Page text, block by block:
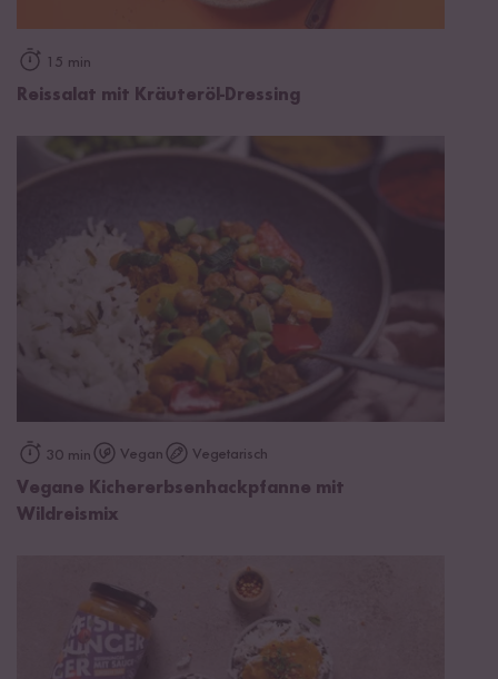
15 min
Reissalat mit Kräuteröl-Dressing
30 min Vegan Vegetarisch
Vegane Kichererbsenhackpfanne mit
Wildreismix